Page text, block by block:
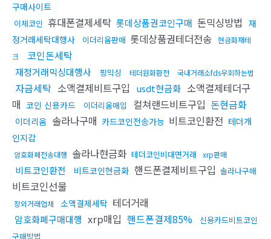
구매사이트
이체코인 휴대폰결제세탁 롯데상품권코인구매 돈믹싱방법 재
정거래세탁대행사
이더리움판매 롯데상품권테더전송 현금화재테
크
코인돈세탁
재정거래믹싱대행사 핑믹싱 테더원화환전 국내거래소fds우회하는법
자금세탁 소액결제비트구입 usdt현금화 소액결제테더구
매 코인 신용카드 이더리움매입 컬쳐랜드비트구입 돈현금화
이더리움 솔라나구매 카드코인전송가능 비트코인환전 테더개
인지갑
암호화폐전송대행 솔라나현금화 테더코인비대면거래 xrp판매
비트코인환전 비트코인현금화 핸드폰결제비트구입 솔라나구매
비트코인선물
장외거래업체 소액결제세탁 테더거래
암호화폐구매대행 xrp매입 핸드폰결제85%
신용카드비트코인
구매방법